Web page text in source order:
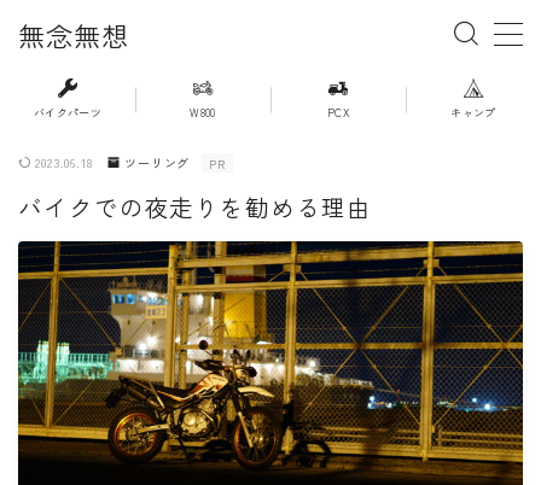
無念無想
MENU
・ホーム
・新着記事一覧
・人気記事ランキング
・杉浦かおるのバイク遍歴
・バイクアイテムレビュー
バイクパーツ W800 PCX キャンプ
2023.06.18 ツーリング PR
バイクでの夜走りを勧める理由